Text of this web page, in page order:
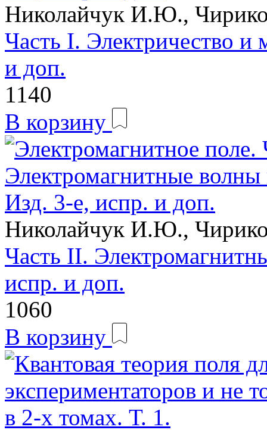
Николайчук И.Ю.,
Часть I. Электричество и
и доп.
1140
В корзину
Николайчук И.Ю.,
Часть II.
испр. и доп.
1060
В корзину